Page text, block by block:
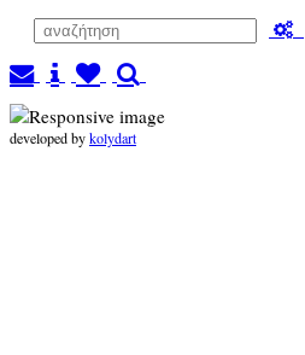
developed bykolydart